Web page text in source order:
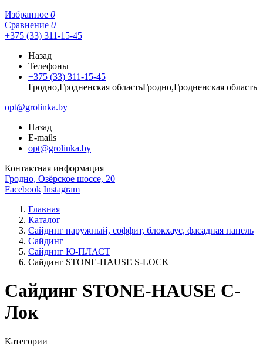
Избранное 0
Сравнение 0
+375 (33) 311-15-45
Назад
Телефоны
+375 (33) 311-15-45
Гродно,Гродненская областьГродно,Гродненская область
opt@grolinka.by
Назад
E-mails
opt@grolinka.by
Контактная информация
Гродно, Озёрское шоссе, 20
Facebook Instagram
Главная
Каталог
Сайдинг наружный, соффит, блокхаус, фасадная панель
Сайдинг
Сайдинг Ю-ПЛАСТ
Сайдинг STONE-HAUSE S-LOCK
Сайдинг STONE-HAUSE С-
Лок
Категории